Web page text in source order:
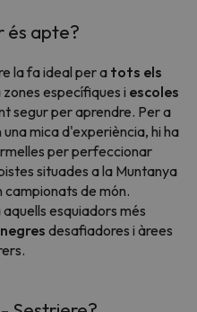
és apte?
la fa ideal per a tots els
específiques i escoles
segur per aprendre. Per a
mica d'experiència, hi ha
per perfeccionar
situades a la Muntanya
de món.
esquiadors més
desafiadores i àrees